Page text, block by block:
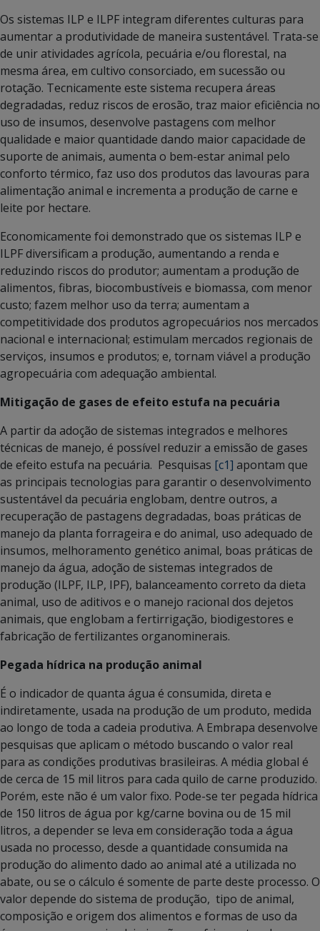
Os sistemas ILP e ILPF integram diferentes culturas para
aumentar a produtividade de maneira sustentável. Trata-se
de unir atividades agrícola, pecuária e/ou florestal, na
mesma área, em cultivo consorciado, em sucessão ou
rotação. Tecnicamente este sistema recupera áreas
degradadas, reduz riscos de erosão, traz maior eficiência no
uso de insumos, desenvolve pastagens com melhor
qualidade e maior quantidade dando maior capacidade de
suporte de animais, aumenta o bem-estar animal pelo
conforto térmico, faz uso dos produtos das lavouras para
alimentação animal e incrementa a produção de carne e
leite por hectare.
Economicamente foi demonstrado que os sistemas ILP e
ILPF diversificam a produção, aumentando a renda e
reduzindo riscos do produtor; aumentam a produção de
alimentos, fibras, biocombustíveis e biomassa, com menor
custo; fazem melhor uso da terra; aumentam a
competitividade dos produtos agropecuários nos mercados
nacional e internacional; estimulam mercados regionais de
serviços, insumos e produtos; e, tornam viável a produção
agropecuária com adequação ambiental.
Mitigação de gases de efeito estufa na pecuária
A partir da adoção de sistemas integrados e melhores
técnicas de manejo, é possível reduzir a emissão de gases
de efeito estufa na pecuária. Pesquisas [c1] apontam que
as principais tecnologias para garantir o desenvolvimento
sustentável da pecuária englobam, dentre outros, a
recuperação de pastagens degradadas, boas práticas de
manejo da planta forrageira e do animal, uso adequado de
insumos, melhoramento genético animal, boas práticas de
manejo da água, adoção de sistemas integrados de
produção (ILPF, ILP, IPF), balanceamento correto da dieta
animal, uso de aditivos e o manejo racional dos dejetos
animais, que englobam a fertirrigação, biodigestores e
fabricação de fertilizantes organominerais.
Pegada hídrica na produção animal
É o indicador de quanta água é consumida, direta e
indiretamente, usada na produção de um produto, medida
ao longo de toda a cadeia produtiva. A Embrapa desenvolve
pesquisas que aplicam o método buscando o valor real
para as condições produtivas brasileiras. A média global é
de cerca de 15 mil litros para cada quilo de carne produzido.
Porém, este não é um valor fixo. Pode-se ter pegada hídrica
de 150 litros de água por kg/carne bovina ou de 15 mil
litros, a depender se leva em consideração toda a água
usada no processo, desde a quantidade consumida na
produção do alimento dado ao animal até a utilizada no
abate, ou se o cálculo é somente de parte deste processo. O
valor depende do sistema de produção, tipo de animal,
composição e origem dos alimentos e formas de uso da